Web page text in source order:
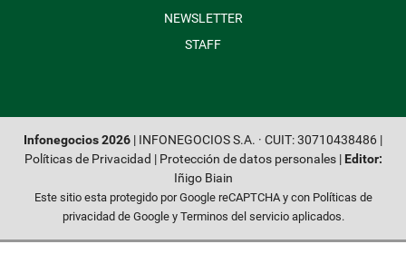
NEWSLETTER
STAFF
Infonegocios 2026 | INFONEGOCIOS S.A. · CUIT: 30710438486 |
Políticas de Privacidad | Protección de datos personales| Editor:
Iñigo Biain
Este sitio esta protegido por Google reCAPTCHA y con Políticas de
privacidad de Googley Terminos del servicioaplicados.